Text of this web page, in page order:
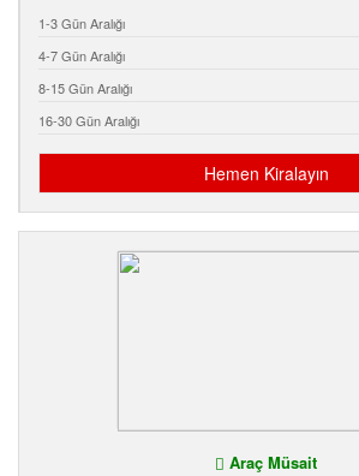
1-3 Gün Aralığı
4-7 Gün Aralığı
8-15 Gün Aralığı
16-30 Gün Aralığı
Hemen Kiralayın
Araç Müsait